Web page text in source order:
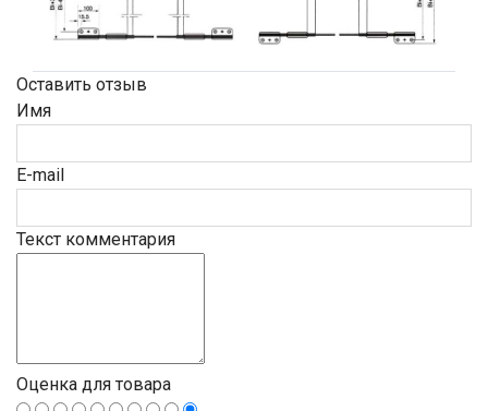
Оставить отзыв
Имя
E-mail
Текст комментария
Оценка для товара